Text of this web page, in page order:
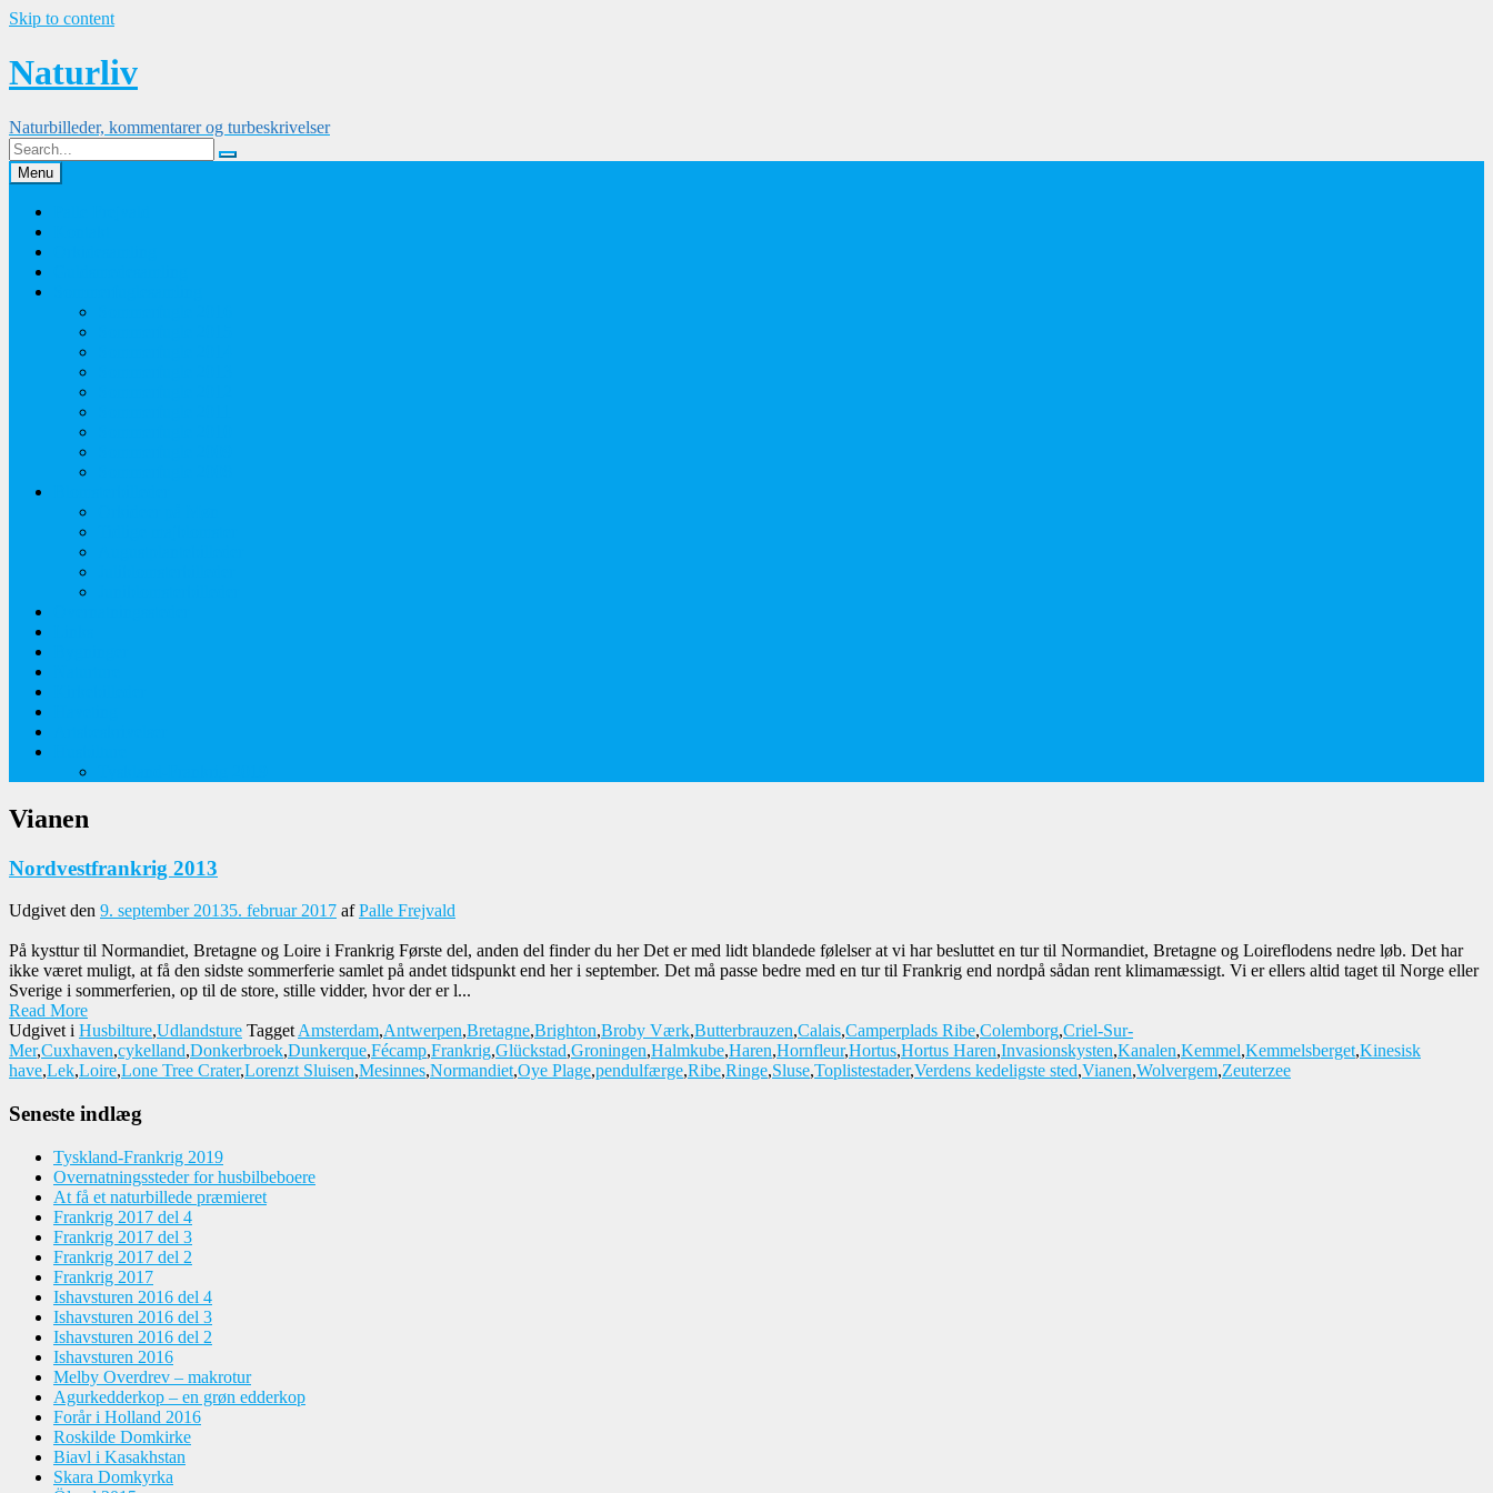
Skip to content
Naturliv
Naturbilleder, kommentarer og turbeskrivelser
Menu
Vianen
Nordvestfrankrig 2013
Udgivet den 9. september 20135. februar 2017 afPalle Frejvald
På kysttur til Normandiet, Bretagne og Loire i Frankrig Første del, anden del finder du her Det er med lidt blandede følelser at vi har besluttet en tur til Normandiet, Bretagne og Loireflodens nedre løb. Det har
ikke været muligt, at få den sidste sommerferie samlet på andet tidspunkt end her i september. Det må passe bedre med en tur til Frankrig end nordpå sådan rent klimamæssigt. Vi er ellers altid taget til Norge eller
Sverige i sommerferien, op til de store, stille vidder, hvor der er l...
Read More
Udgivet i Husbilture,Udlandsture TaggetAmsterdam,Antwerpen,Bretagne,Brighton,Broby Værk,Butterbrauzen,Calais,Camperplads Ribe,Colemborg,Criel-Sur-
Mer,Cuxhaven,cykelland,Donkerbroek,Dunkerque,Fécamp,Frankrig,Glückstad,Groningen,Halmkube,Haren,Hornfleur,Hortus,Hortus Haren,Invasionskysten,Kanalen,Kemmel,Kemmelsberget,Kinesisk
have,Lek,Loire,Lone Tree Crater,Lorenzt Sluisen,Mesinnes,Normandiet,Oye Plage,pendulfærge,Ribe,Ringe,Sluse,Toplistestader,Verdens kedeligste sted,Vianen,Wolvergem,Zeuterzee
Seneste indlæg
Tyskland-Frankrig 2019
Overnatningssteder for husbilbeboere
At få et naturbillede præmieret
Frankrig 2017 del 4
Frankrig 2017 del 3
Frankrig 2017 del 2
Frankrig 2017
Ishavsturen 2016 del 4
Ishavsturen 2016 del 3
Ishavsturen 2016 del 2
Ishavsturen 2016
Melby Overdrev – makrotur
Agurkedderkop – en grøn edderkop
Forår i Holland 2016
Roskilde Domkirke
Biavl i Kasakhstan
Skara Domkyrka